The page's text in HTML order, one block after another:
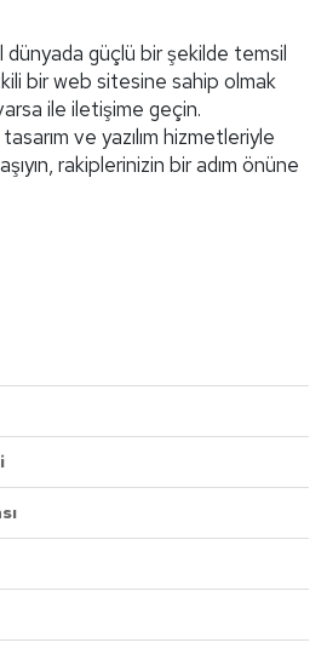
dünyada güçlü bir şekilde temsil
bir web sitesine sahip olmak
ile iletişime geçin.
ve yazılım hizmetleriyle
rakiplerinizin bir adım önüne